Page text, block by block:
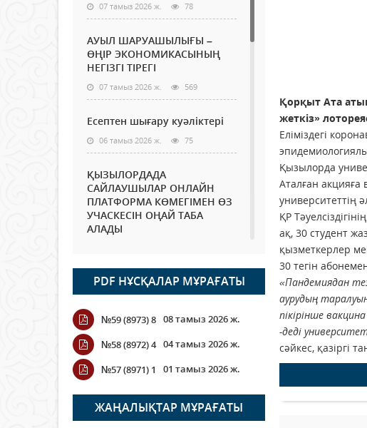
07 тамыз 2026 ж. 78
АУЫЛ ШАРУАШЫЛЫҒЫ –
ӨҢІР ЭКОНОМИКАСЫНЫҢ
НЕГІЗГІ ТІРЕГІ
07 тамыз 2026 ж. 569
Есептен шығару куәліктері
06 тамыз 2026 ж. 75
ҚЫЗЫЛОРДАДА
САЙЛАУШЫЛАР ОНЛАЙН
ПЛАТФОРМА КӨМЕГІМЕН ӨЗ
УЧАСКЕСІН ОҢАЙ ТАБА
АЛАДЫ
Open Air: Қызылорда
облысы полиция
департаменті 20 мыңнан
астам көрерменнің
қауіпсіздігін қамтамасыз етті
ҚАЛАЙ ӨТЕДІ?
06 тамыз 2026 ж. 266
PDF НҰСҚАЛАР МҰРАҒАТЫ
№59 (8973) 8 08 тамыз 2026 ж.
№58 (8972) 4 04 тамыз 2026 ж.
№57 (8971) 1
01 тамыз 2026 ж.
ЖАҢАЛЫҚТАР МҰРАҒАТЫ
Қорқыт Ата
жеткіз»
Еліміздегі
Қызылорда
Аталған акцияға
университеттің
ҚР
ақ, 30 студент
қызметкерлер
30 тегін
«Пандемиядан
аурудың
пікірінше
-деді
сәйкес, қазіргі